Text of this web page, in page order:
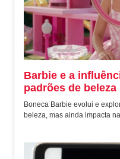
Barbie e a
padrões de beleza
Boneca Barbie evolui e
beleza, mas ainda impacta